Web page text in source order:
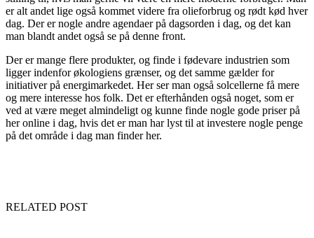
er alt andet lige også kommet videre fra olieforbrug og rødt kød hver
dag. Der er nogle andre agendaer på dagsorden i dag, og det kan
man blandt andet også se på denne front.
Der er mange flere produkter, og finde i fødevare industrien som
ligger indenfor økologiens grænser, og det samme gælder for
initiativer på energimarkedet. Her ser man også solcellerne få mere
og mere interesse hos folk. Det er efterhånden også noget, som er
ved at være meget almindeligt og kunne finde nogle gode priser på
her online i dag, hvis det er man har lyst til at investere nogle penge
på det område i dag man finder her.
RELATED POST